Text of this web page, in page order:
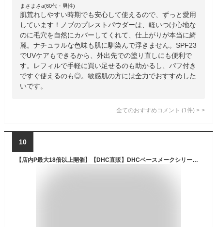
まさまさa(60代・男性)
肌荒れしやすい時期でも安心して使えるので、ずっと愛用
しています！ノブのプレストパウダーは、軽いつけ心地な
のに毛穴を自然にカバーしてくれて、仕上がりが本当に綺
麗。ナチュラルな色味も肌に馴染んで浮きません。SPF23
でUVケアもできるから、外出先での塗り直しにも便利で
す。レフィルで手軽に買い足せるのも助かるし、パフ付き
ですぐ使えるのも◎。敏感肌の方には全力でおすすめした
いです。
全てのおすすめコメント (1 件) >
10
【店内P最大18倍以上開催】【DHC直販】DHCベースメークシリーズ 専用コンパクト（薬用プレスド）| ケース ファンデーションケース コンパクトケース ファンデ 容器 コンパクト 専用ケース プレストパウダー パウダーケース 詰め替え容器